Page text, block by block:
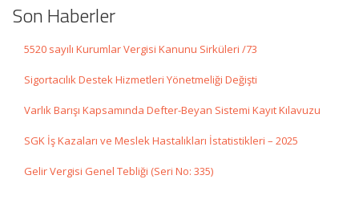
Son Haberler
5520 sayılı Kurumlar Vergisi Kanunu Sirküleri /73
Sigortacılık Destek Hizmetleri Yönetmeliği Değişti
Varlık Barışı Kapsamında Defter-Beyan Sistemi Kayıt Kılavuzu
SGK İş Kazaları ve Meslek Hastalıkları İstatistikleri – 2025
Gelir Vergisi Genel Tebliği (Seri No: 335)